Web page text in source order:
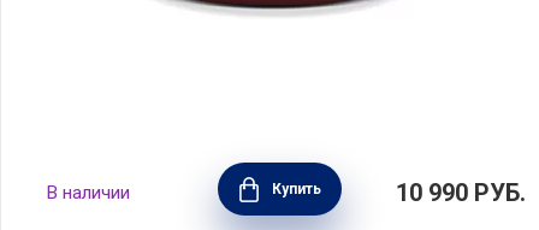
Кастрюля с крышкой Boheme Red 5,2 л,
диаметр 24 см, углеродистая сталь, цвет
красный, BEKA, Бельгия, 14921244
В наличии Купить 10 990 РУБ.